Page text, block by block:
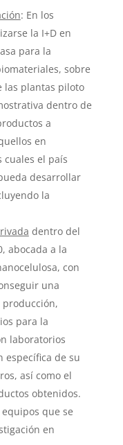
: En los
la I+D en
para la
sobre
las plantas piloto
dentro de
a
en
cuales el país
desarrollar
la
dentro del
abocada a la
con
una
para la
laboratorios
específica de su
así como el
obtenidos.
que se
en